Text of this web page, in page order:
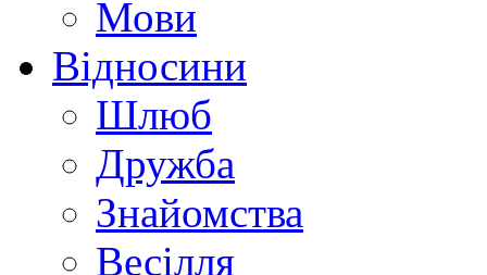
Мови
Відносини
Шлюб
Дружба
Знайомства
Весілля